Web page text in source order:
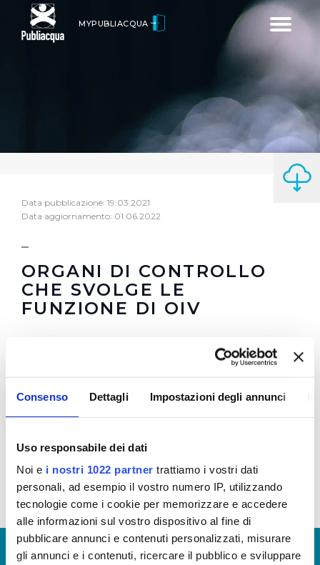
Consenso Dettagli Impostazioni degli annunci
Uso responsabile dei dati
Noi e i nostri 1022 partner trattiamo i vostri dati
personali, ad esempio il vostro numero IP, utilizzando
tecnologie come i cookie per memorizzare e accedere
alle informazioni sul vostro dispositivo al fine di
pubblicare annunci e contenuti personalizzati, misurare
gli annunci e i contenuti, ricercare il pubblico e sviluppare
Toggle
MYPUBLIACQUA
Data pubblicazione: 19.03.2021
Data aggiornamento: 01.06.2022
ORGANI DI CONTROLLO
CHE SVOLGE LE
FUNZIONE DI OIV
sull'assolvimento degli obblighi
di pubblicazione al 31/05/2022 per annualità 2021
© Copyright 2017 - 2026
GLOSSARIO